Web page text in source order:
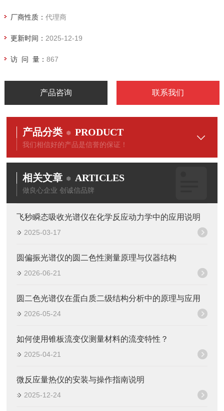
厂商性质： 代理商
更新时间： 2025-12-19
访 问 量： 867
产品咨询 联系我们
产品分类 PRODUCT
我们相信好的产品是信誉的保证！
相关文章 ARTICLES
做良心企业 创诚信品牌
飞秒瞬态吸收光谱仪在化学反应动力学中的应用说明
2025-03-17
圆偏振光谱仪的圆二色性测量原理与仪器结构
2026-06-21
圆二色光谱仪在蛋白质二级结构分析中的原理与应用
2026-05-24
如何使用锥板流变仪测量材料的流变特性？
2025-04-21
微反应量热仪的安装与操作指南说明
2025-12-24